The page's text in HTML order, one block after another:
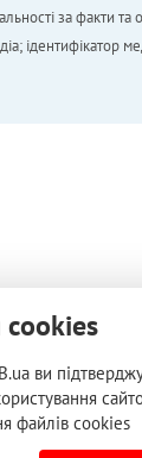
за факти
ідентифікатор
cookies
ви
файлів cookies